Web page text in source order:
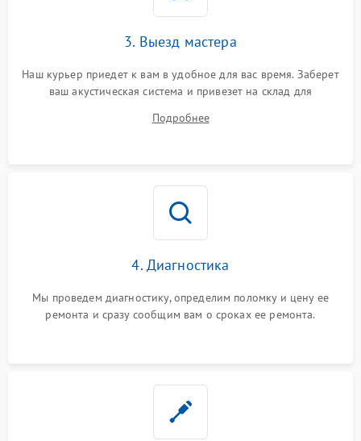
3. Выезд мастера
Наш курьер приедет к вам в удобное для вас время. Заберет
ваш акустическая система и привезет на склад для
Подробнее
4. Диагностика
Мы проведем диагностику, определим поломку и цену ее
ремонта и сразу сообщим вам о сроках ее ремонта.